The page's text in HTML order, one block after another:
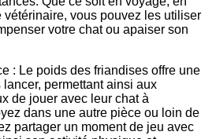
vétérinaire, vous pouvez les utiliser
votre chat ou apaiser son
: Le poids des friandises offre une
permettant ainsi aux
de jouer avec leur chat à
dans une autre pièce ou loin de
partager un moment de jeu avec